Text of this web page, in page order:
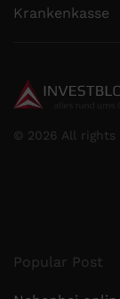
Krankenkasse
© 2026 All rights
Popular Post